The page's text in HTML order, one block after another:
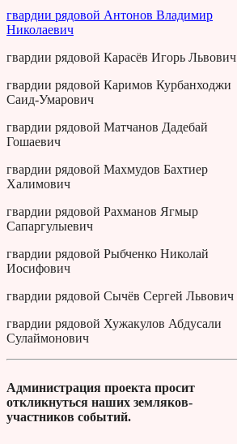
гвардии рядовой Антонов Владимир
Николаевич
гвардии рядовой Карасёв Игорь Львович
гвардии рядовой Каримов Курбанходжи
Саид-Умарович
гвардии рядовой Матчанов Дадебай
Гошаевич
гвардии рядовой Махмудов Бахтиер
Халимович
гвардии рядовой Рахманов Ягмыр
Сапаргулыевич
гвардии рядовой Рыбченко Николай
Иосифович
гвардии рядовой Сычёв Сергей Львович
гвардии рядовой Хужакулов Абдусали
Сулаймонович
Администрация проекта просит
откликнуться наших земляков-
участников событий.